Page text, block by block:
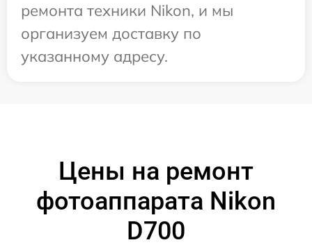
ремонта техники Nikon, и мы
организуем доставку по
указанному адресу.
Цены на ремонт
фотоаппарата Nikon
D700